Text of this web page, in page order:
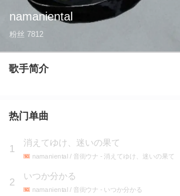
namaniental
粉丝 7812
歌手简介
热门单曲
1
消えてゆけ、迷いの果て
namaniental / 音街ウナ - 消えてゆけ、迷いの果て
2
いつか分かる
namaniental / 音街ウナ - いつか分かる